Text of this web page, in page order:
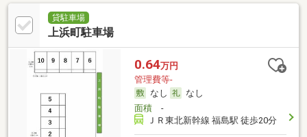
貸駐車場
上浜町駐車場
0.64万円
管理費等-
なし
なし
面積-
ＪＲ東北新幹線 福島駅 徒歩20分